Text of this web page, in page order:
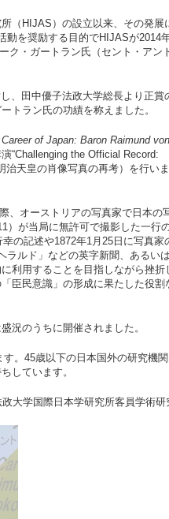
（HIJAS）の設立以来、その発展
動を奨励する目的でHIJASが2014
ク・ガートラン氏（セント・アン
、田中優子法政大学総長より正賞
トラン氏の功績を称えました。
of Japan: Baron Raimund von
“Challenging the Official Record:
天皇の肖像写真の再考）を行い
、オーストリアの写真家で日本の
）が当局に無許可で撮影した一行
の記述や1872年1月25日に写真家
ラルド」などの英字新聞、あるい
利用することを目指しながら挫折
臣民意識」の形成に果たした役割
況のうちに開催されました。
。45歳以下の日本国外の研究機
しています。
大学国際日本学研究所客員学術研